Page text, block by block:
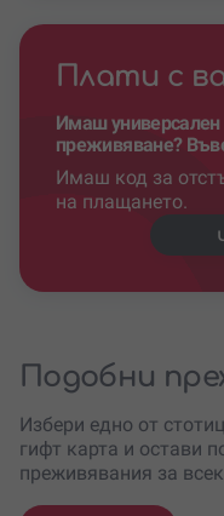
Плати с
Имаш универсален
преживяване?
Имаш код за
на плащането.
Подобни
Избери едно от
гифт карта и остави
преживявания за